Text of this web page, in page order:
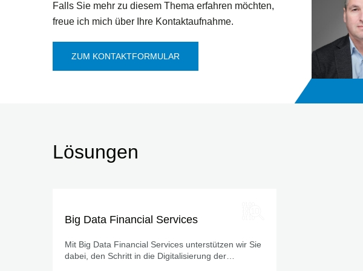
Falls Sie mehr zu diesem Thema erfahren möchten,
freue ich mich über Ihre Kontaktaufnahme.
ZUM KONTAKTFORMULAR
Lösungen
Big Data Financial Services
Mit Big Data Financial Services unterstützen wir Sie
dabei, den Schritt in die Digitalisierung der